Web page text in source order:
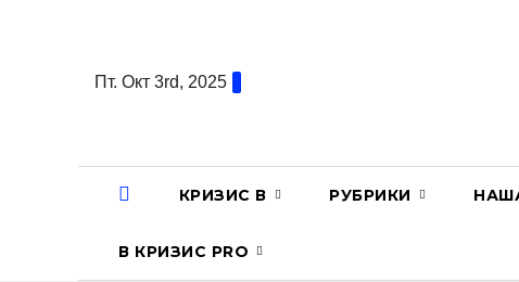
содержаниюПт. Окт 3rd, 2025
КРИЗИС В РУБРИКИ
В КРИЗИС PRO